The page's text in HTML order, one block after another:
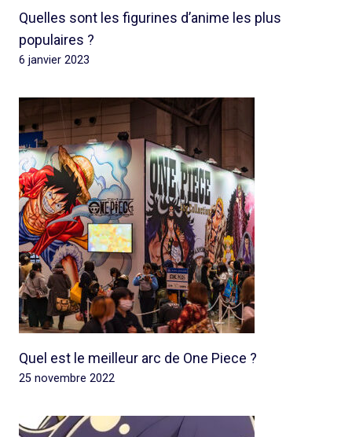
Quelles sont les figurines d’anime les plus
populaires ?
6 janvier 2023
Quel est le meilleur arc de One Piece ?
25 novembre 2022